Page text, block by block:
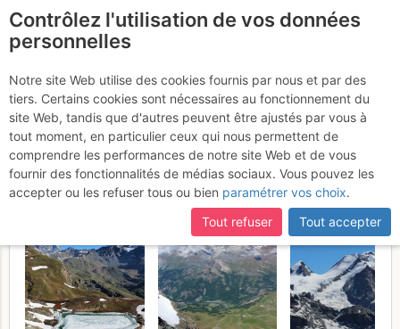
Grand Tournalin :
Sommet S (3370m) par
l'arête S
Dimanche 18 juin 2017
Contrôlez l'utilisation de vos données
personnelles
Notre site Web utilise des cookies fournis par nous et par des
tiers. Certains cookies sont nécessaires au fonctionnement du
site Web, tandis que d'autres peuvent être ajustés par vous à
tout moment, en particulier ceux qui nous permettent de
comprendre les performances de notre site Web et de vous
fournir des fonctionnalités de médias sociaux. Vous pouvez les
accepter ou les refuser tous ou bien paramétrer vos choix.
Tout refuser
Tout accepter